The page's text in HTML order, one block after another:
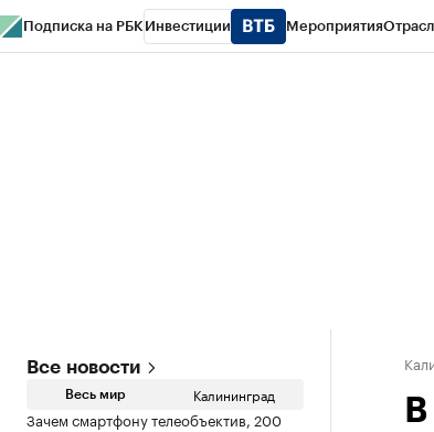
Подписка на РБК Инвестиции Мероприятия
Все новости
Весь мир Калининград
Зачем смартфону телеобъектив, 200